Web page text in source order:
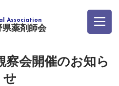
薬剤師会
察会開催のお知ら
せ